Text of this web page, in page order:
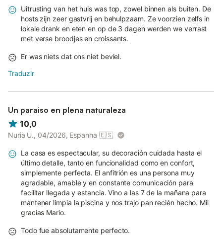
Uitrusting van het huis was top, zowel binnen als buiten. De
hosts zijn zeer gastvrij en behulpzaam. Ze voorzien zelfs in
lokale drank en eten en op de 3 dagen werden we verrast
met verse broodjes en croissants.
Er was niets dat ons niet beviel.
Traduzir
Un paraiso en plena naturaleza
10,0
Nuria U., 04/2026, Espanha 🇪🇸
La casa es espectacular, su decoración cuidada hasta el
último detalle, tanto en funcionalidad como en confort,
simplemente perfecta. El anfitrión es una persona muy
agradable, amable y en constante comunicación para
facilitar llegada y estancia. Vino a las 7 de la mañana para
mantener limpia la piscina y nos trajo pan recién hecho. Mil
gracias Mario.
Todo fue absolutamente perfecto.